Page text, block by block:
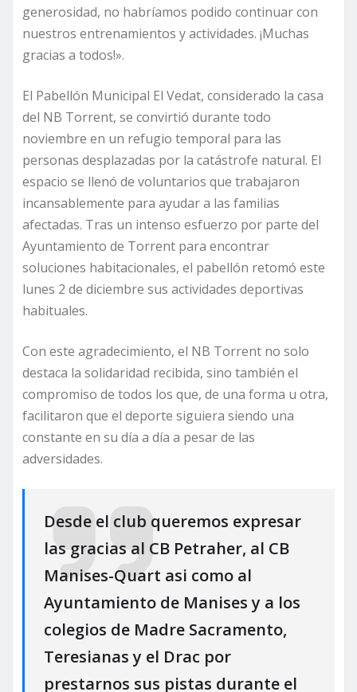
generosidad, no habríamos podido continuar con
nuestros entrenamientos y actividades. ¡Muchas
gracias a todos!».
El Pabellón Municipal El Vedat, considerado la casa
del NB Torrent, se convirtió durante todo
noviembre en un refugio temporal para las
personas desplazadas por la catástrofe natural. El
espacio se llenó de voluntarios que trabajaron
incansablemente para ayudar a las familias
afectadas. Tras un intenso esfuerzo por parte del
Ayuntamiento de Torrent para encontrar
soluciones habitacionales, el pabellón retomó este
lunes 2 de diciembre sus actividades deportivas
habituales.
Con este agradecimiento, el NB Torrent no solo
destaca la solidaridad recibida, sino también el
compromiso de todos los que, de una forma u otra,
facilitaron que el deporte siguiera siendo una
constante en su día a día a pesar de las
adversidades.
Desde el club queremos expresar
las gracias al CB Petraher, al CB
Manises-Quart asi como al
Ayuntamiento de Manises y a los
colegios de Madre Sacramento,
Teresianas y el Drac por
prestarnos sus pistas durante el